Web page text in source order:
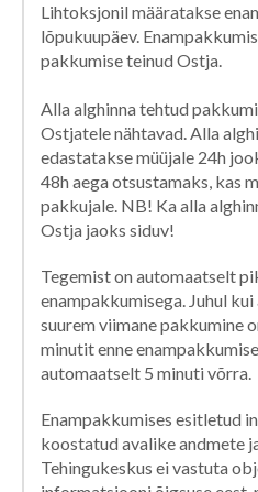
Lihtoksjonil määratakse
lõpukuupäev.
pakkumise teinud Ostja.
Alla alghinna tehtud
Ostjatele nähtavad. Alla
edastatakse müüjale 24h
48h aega otsustamaks, kas
pakkujale. NB! Ka alla
Ostja jaoks siduv!
Tegemist on automaatselt
enampakkumisega. Juhul
suurem viimane pakkumine
minutit enne
automaatselt 5 minuti võrra.
Enampakkumises esitletud
koostatud avalike andmete
Tehingukeskus ei vastuta